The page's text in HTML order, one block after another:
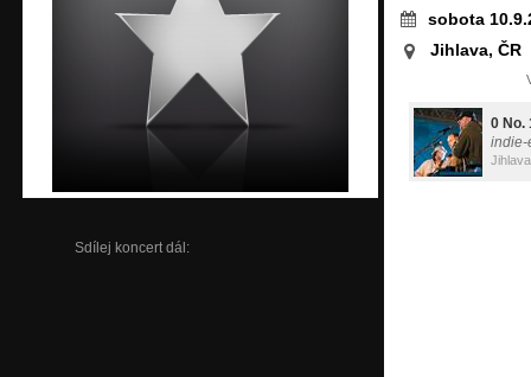
Sdílej koncert dál:
sobota
Jihlava, ČR
0 No.
indie-
Jihlava